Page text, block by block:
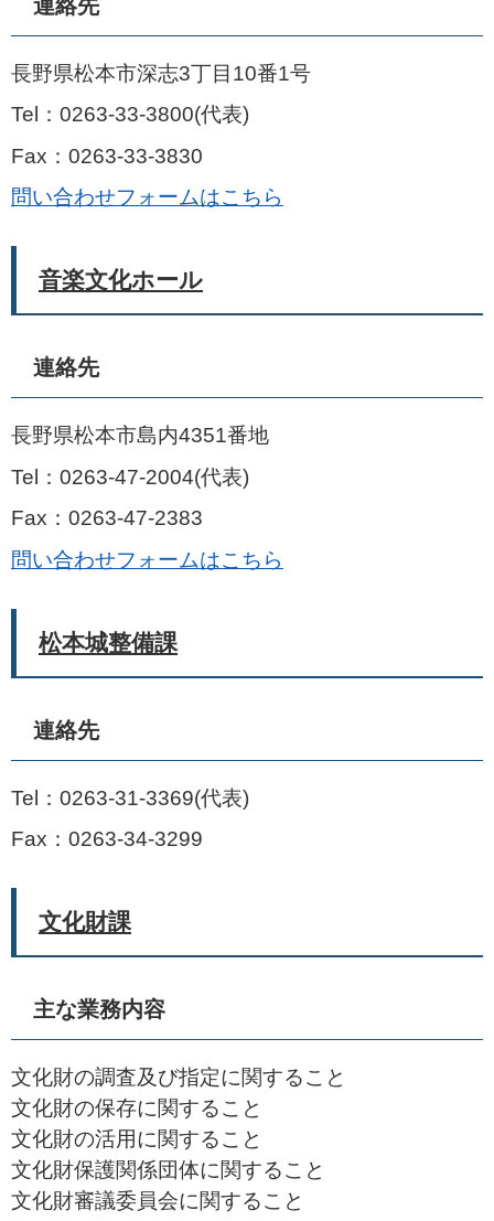
連絡先
長野県松本市深志3丁目10番1号
Tel：0263-33-3800 代表
Fax：0263-33-3830
問い合わせフォームはこちら
音楽文化ホール
連絡先
長野県松本市島内4351番地
Tel：0263-47-2004 代表
Fax：0263-47-2383
問い合わせフォームはこちら
松本城整備課
連絡先
Tel：0263-31-3369 代表
Fax：0263-34-3299
文化財課
主な業務内容
文化財の調査及び指定に関すること
文化財の保存に関すること
文化財の活用に関すること
文化財保護関係団体に関すること
文化財審議委員会に関すること